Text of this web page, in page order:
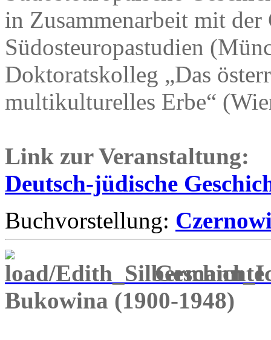
in Zusammenarbeit mit
Südosteuropastudien
Doktoratskolleg „Das
multikulturelles Erbe“
Link zur Veranstaltung:
Deutsch-jüdische
Buchvorstellung:
Geschichte
Bukowina (1900-1948)